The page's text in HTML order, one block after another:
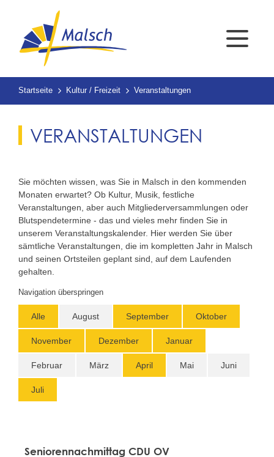
Startseite Kultur / Freizeit Veranstaltungen
VERANSTALTUNGEN
Sie möchten wissen, was Sie in Malsch in den kommenden
Monaten erwartet? Ob Kultur, Musik, festliche
Veranstaltungen, aber auch Mitgliederversammlungen oder
Blutspendetermine - das und vieles mehr finden Sie in
unserem Veranstaltungskalender. Hier werden Sie über
sämtliche Veranstaltungen, die im kompletten Jahr in Malsch
und seinen Ortsteilen geplant sind, auf dem Laufenden
gehalten.
Navigation überspringen
Alle August September Oktober
November Dezember Januar
Februar März April Mai Juni
Juli
Seniorennachmittag CDU OV